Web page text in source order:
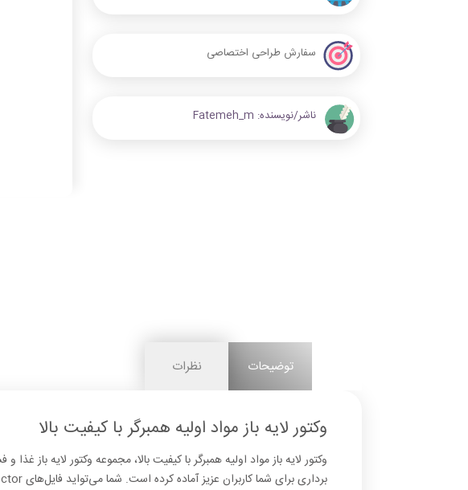
سفارش طراحی اختصاصی
ناشر/نویسنده: Fatemeh_m
توضیحات نظرات
وکتور لایه باز مواد اولیه همبرگر با کیفیت بالا
وکتور لایه باز مواد اولیه همبرگر با کیفیت بالا، مجموعه وکتور لایه
برداری برای شما کاربران عزیز آماده کرده است. شما می‌تواید فایل‌های Open layer vector را دانلود کرده و در نرم‌افزار ایلوستریتور ویرایش و سفارشی‌سازی کنید.